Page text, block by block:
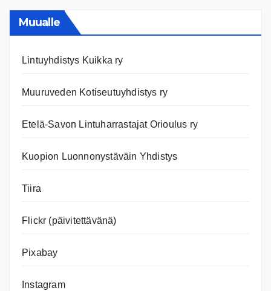
Muualle
Lintuyhdistys Kuikka ry
Muuruveden Kotiseutuyhdistys ry
Etelä-Savon Lintuharrastajat Orioulus ry
Kuopion Luonnonystäväin Yhdistys
Tiira
Flickr (päivitettävänä)
Pixabay
Instagram